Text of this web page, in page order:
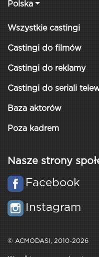
Polska
Wszystkie castingi
Castingi do filmów
Castingi do reklamy
Castingi do seriali
Baza aktorów
Poza kadrem
Nasze strony
Facebook
Instagram
© ACMODASI, 2010-2026